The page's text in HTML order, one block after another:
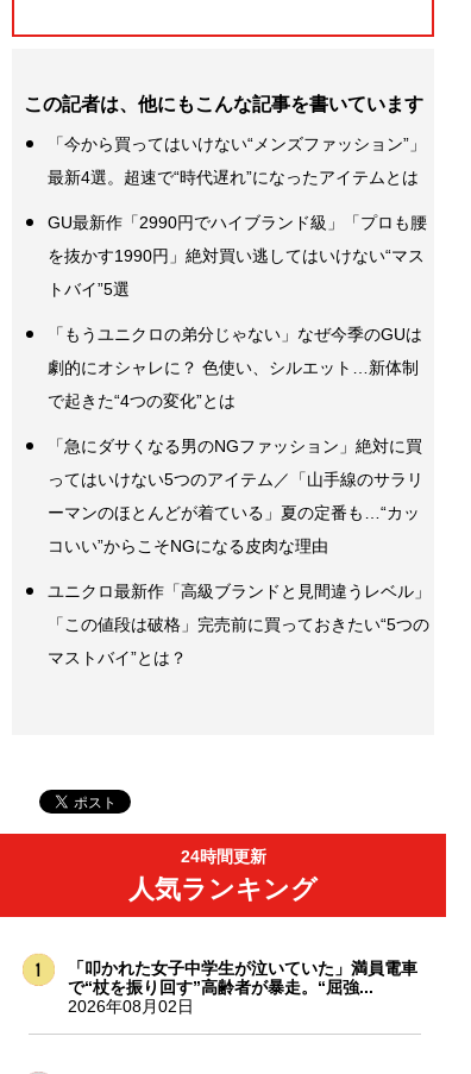
この記者は、他にもこんな記事を書いています
「今から買ってはいけない“メンズファッション”」
最新4選。超速で“時代遅れ”になったアイテムとは
GU最新作「2990円でハイブランド級」「プロも腰
を抜かす1990円」絶対買い逃してはいけない“マス
トバイ”5選
「もうユニクロの弟分じゃない」なぜ今季のGUは
劇的にオシャレに？ 色使い、シルエット…新体制
で起きた“4つの変化”とは
「急にダサくなる男のNGファッション」絶対に買
ってはいけない5つのアイテム／「山手線のサラリ
ーマンのほとんどが着ている」夏の定番も…“カッ
コいい”からこそNGになる皮肉な理由
ユニクロ最新作「高級ブランドと見間違うレベル」
「この値段は破格」完売前に買っておきたい“5つの
マストバイ”とは？
24時間更新
人気ランキング
「叩かれた女子中学生が泣いていた」満員電車
で“杖を振り回す”高齢者が暴走。“屈強...
2026年08月02日